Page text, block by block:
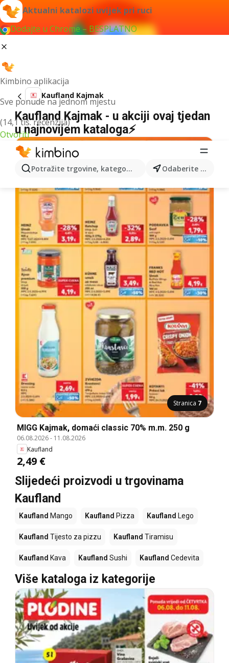
Aktualni katalozi uvijek pri ruci
Dodajte u Chrome – BESPLATNO
Kimbino aplikacija
Sve ponude na jednom mjestu
(14,1 tis. recenzija)
Otvoriti
Potražite trgovine, kategorije, proizvode... Odaberite grad
Kaufland Kajmak
Kaufland Kajmak - u akciji ovaj tjedan
u najnovijem kataloga⚡
Stranica 7
MIGG Kajmak, domaći classic 70% m.m. 250 g
06.08.2026- 11.08.2026
Kaufland
2,49 €
Slijedeći proizvodi u trgovinama
Kaufland
Kaufland Mango Kaufland Pizza Kaufland Lego
Kaufland Tijesto za pizzu Kaufland Tiramisu
Kaufland Kava Kaufland Sushi Kaufland Cedevita
Više kataloga iz kategorije